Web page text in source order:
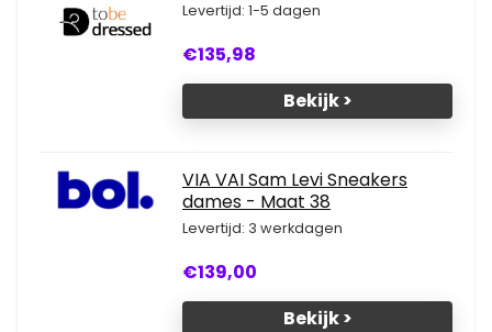
Levertijd: 1-5 dagen
€135,98
Bekijk >
VIA VAI Sam Levi Sneakers
dames - Maat 38
Levertijd: 3 werkdagen
€139,00
Bekijk >